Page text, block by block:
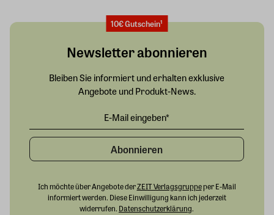
10€ Gutschein¹
Newsletter abonnieren
Bleiben Sie informiert und erhalten exklusive
Angebote und Produkt-News.
Abonnieren
Ich möchte über Angebote derZEIT Verlagsgruppeper E-Mail
informiert werden. Diese Einwilligung kann ich jederzeit
widerrufen. Datenschutzerklärung.